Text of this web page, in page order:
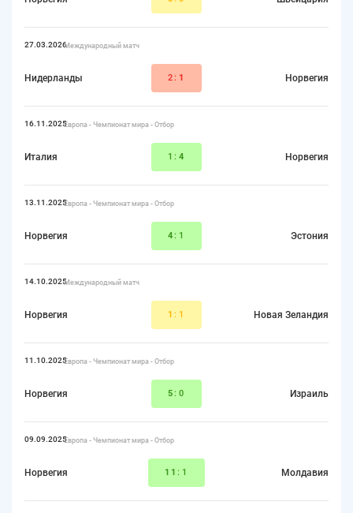
27.03.2026Международный матч
Нидерланды 2: 1 Норвегия
16.11.2025Европа - Чемпионат мира - Отбор
Италия 1: 4 Норвегия
13.11.2025Европа - Чемпионат мира - Отбор
Норвегия 4:1 Эстония
14.10.2025Международный матч
Норвегия 1:1 Новая Зеландия
11.10.2025Европа - Чемпионат мира - Отбор
Норвегия 5:0 Израиль
09.09.2025Европа - Чемпионат мира - Отбор
Норвегия 11:1 Молдавия